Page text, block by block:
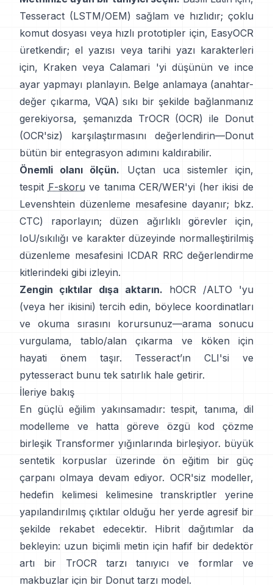
Tesseract (LSTM/OEM) sağlam ve hızlıdır; çoklu
komut dosyası veya hızlı prototipler için, EasyOCR
üretkendir; el yazısı veya tarihi yazı karakterleri
için, Kraken veya Calamari 'yi düşünün ve ince
ayar yapmayı planlayın. Belge anlamaya (anahtar-
değer çıkarma, VQA) sıkı bir şekilde bağlanmanız
gerekiyorsa, şemanızda TrOCR (OCR) ile Donut
(OCR'siz) karşılaştırmasını değerlendirin—Donut
bütün bir entegrasyon adımını kaldırabilir.
Önemli olanı ölçün. Uçtan uca sistemler için,
tespit F-skoru ve tanıma CER/WER'yi (her ikisi de
Levenshtein düzenleme mesafesine dayanır; bkz.
CTC) raporlayın; düzen ağırlıklı görevler için,
IoU/sıkılığı ve karakter düzeyinde normalleştirilmiş
düzenleme mesafesini ICDAR RRC değerlendirme
kitlerindeki gibi izleyin.
Zengin çıktılar dışa aktarın.
hOCR /ALTO
'yu
(veya her ikisini) tercih edin, böylece koordinatları
ve okuma sırasını korursunuz—arama sonucu
vurgulama, tablo/alan çıkarma ve köken için
hayati önem taşır. Tesseract’ın CLI'si ve
pytesseract bunu tek satırlık hale getirir.
İleriye bakış
En güçlü eğilim yakınsamadır: tespit, tanıma, dil
modelleme ve hatta göreve özgü kod çözme
birleşik Transformer yığınlarında birleşiyor. büyük
sentetik korpuslar
üzerinde ön eğitim bir güç
çarpanı olmaya devam ediyor. OCR'siz modeller,
hedefin kelimesi kelimesine transkriptler yerine
yapılandırılmış çıktılar olduğu her yerde agresif bir
şekilde rekabet edecektir. Hibrit dağıtımlar da
bekleyin: uzun biçimli metin için hafif bir dedektör
artı bir TrOCR tarzı tanıyıcı ve formlar ve
makbuzlar için bir Donut tarzı model.